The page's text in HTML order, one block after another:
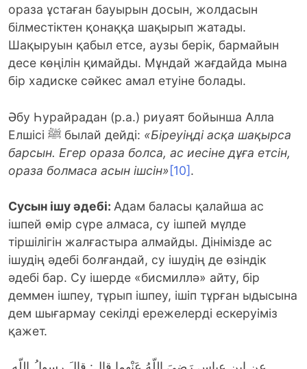
ораза ұстаған бауырын досын, жолдасын
білместіктен қонаққа шақырып жатады.
Шақыруын қабыл етсе, аузы берік, бармайын
десе көңілін қимайды. Мұндай жағдайда мына
бір хадиске сәйкес амал етуіне болады.
Әбу Һурайрадан (р.а.) риуаят бойынша Алла
Елшісі ﷺ былай дейді: «Біреуіңді асқа шақырса
барсын. Егер ораза болса, ас иесіне дұға етсін,
ораза болмаса асын ішсін»[10].
Сусын ішу әдебі: Адам баласы қалайша ас
ішпей өмір сүре алмаса, су ішпей мүлде
тіршілігін жалғастыра алмайды. Дінімізде ас
ішудің әдебі болғандай, су ішудің де өзіндік
әдебі бар. Су ішерде «бисмиллә» айту, бір
деммен ішпеу, тұрып ішпеу, ішіп тұрған ыдысына
дем шығармау секілді ережелерді ескеруіміз
қажет.